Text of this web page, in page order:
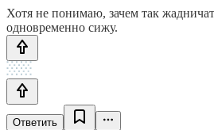
Хотя не понимаю, зачем так
одновременно сижу.
Ответить